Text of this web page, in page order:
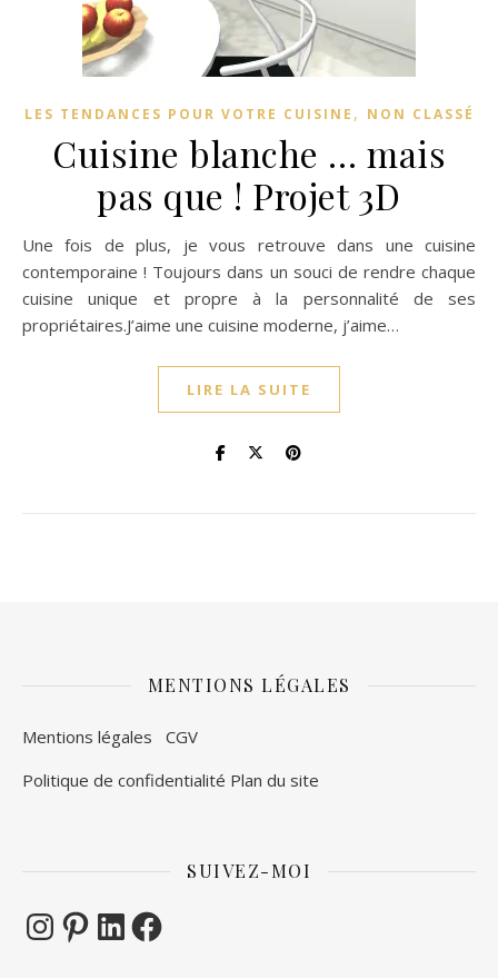
LES TENDANCES POUR VOTRE CUISINE , NON CLASSÉ
Cuisine blanche … mais
pas que ! Projet 3D
Une fois de plus, je vous retrouve dans une cuisine
contemporaine ! Toujours dans un souci de rendre chaque
cuisine unique et propre à la personnalité de ses
propriétaires.J’aime une cuisine moderne, j’aime…
LIRE LA SUITE
MENTIONS LÉGALES
Mentions légales CGV
Politique de confidentialité Plan du site
SUIVEZ-MOI
Instagram
PinterestLinkedInFacebook